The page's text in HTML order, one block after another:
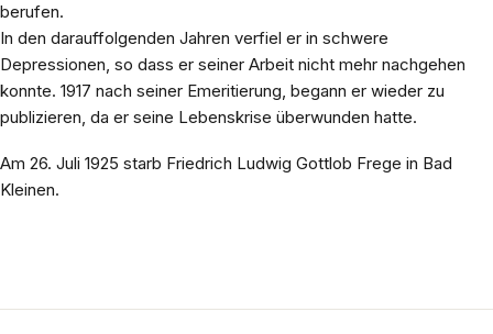
berufen.
In den darauffolgenden Jahren verfiel er in schwere
Depressionen, so dass er seiner Arbeit nicht mehr nachgehen
konnte. 1917 nach seiner Emeritierung, begann er wieder zu
publizieren, da er seine Lebenskrise überwunden hatte.
Am 26. Juli 1925 starb Friedrich Ludwig Gottlob Frege in Bad
Kleinen.